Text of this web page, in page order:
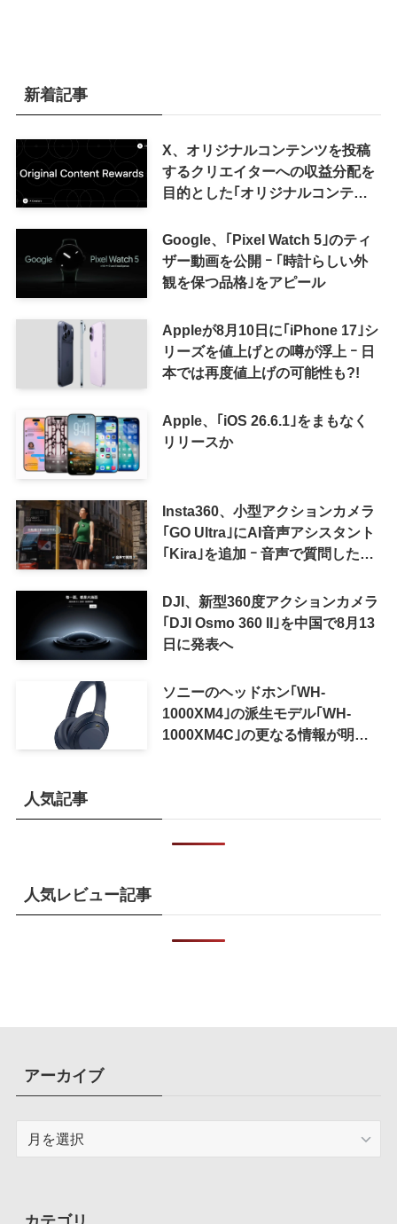
新着記事
X、オリジナルコンテンツを投稿
するクリエイターへの収益分配を
目的とした｢オリジナルコンテン
来の｢収益分配｣は廃止
Google、｢Pixel Watch 5｣のティ
ザー動画を公開 ｰ ｢時計らしい外
観を保つ品格｣をアピール
Appleが8月10日に｢iPhone 17｣シ
リーズを値上げとの噂が浮上 ｰ 日
本では再度値上げの可能性も?!
Apple、｢iOS 26.6.1｣をまもなく
リリースか
Insta360、小型アクションカメラ
｢GO Ultra｣にAI音声アシスタント
｢Kira｣を追加 ｰ 音声で質問した
可能に
DJI、新型360度アクションカメラ
｢DJI Osmo 360 II｣を中国で8月13
日に発表へ
ソニーのヘッドホン｢WH-
1000XM4｣の派生モデル｢WH-
1000XM4C｣の更なる情報が明ら
人気記事
人気レビュー記事
アーカイブ
ブ